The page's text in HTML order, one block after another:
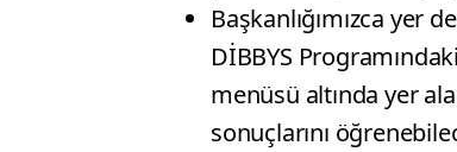
Başkanlığımızca yer
DİBBYS
menüsü altında yer
sonuçlarını